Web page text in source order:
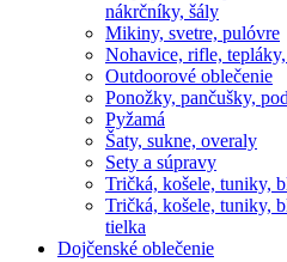
nákrčníky, šály
Mikiny, svetre, pulóvre
Nohavice, rifle,
Outdoorové oblečenie
Ponožky, pančušky,
Pyžamá
Šaty, sukne, overaly
Sety a súpravy
Tričká, košele, tuniky,
Tričká, košele, tuniky,
tielka
Dojčenské oblečenie